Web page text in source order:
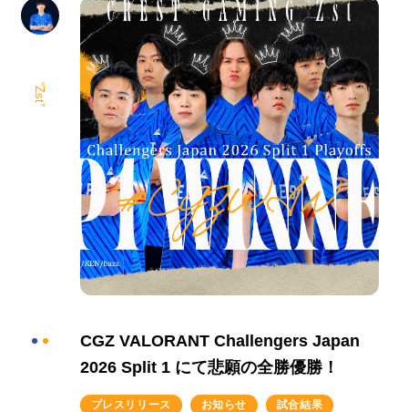
2 - 1
VALORANT Challengers Japan 2026 Split 2 Main
VALORANT Challengers Japan 2026 Split 2 Main Stage
2 - 1
VALORANT Challengers Japan 2026 Split 2 Main
“Zst”
CGZ VALORANT Challengers Japan
2026 Split 1 にて悲願の全勝優勝！
プレスリリース お知らせ 試合結果